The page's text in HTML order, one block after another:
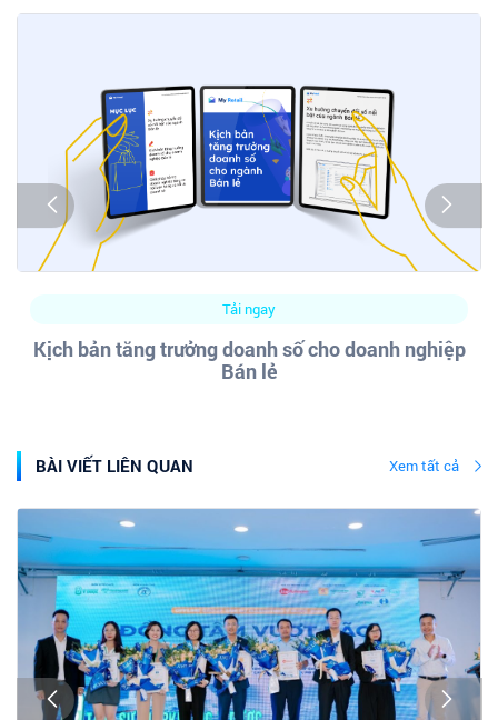
Tải ngay
Kịch bản tăng trưởng doanh số cho doanh nghiệp
Bán lẻ
BÀI VIẾT LIÊN QUAN Xem tất cả